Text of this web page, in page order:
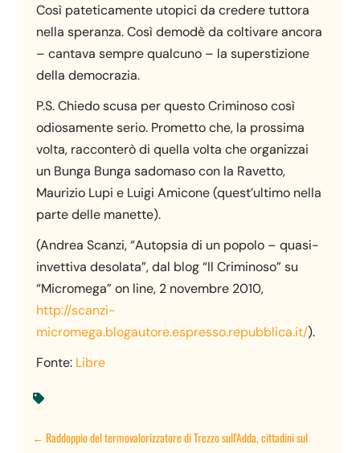
Così pateticamente utopici da credere tuttora
nella speranza. Così demodè da coltivare ancora
– cantava sempre qualcuno – la superstizione
della democrazia.
P.S. Chiedo scusa per questo Criminoso così
odiosamente serio. Prometto che, la prossima
volta, racconterò di quella volta che organizzai
un Bunga Bunga sadomaso con la Ravetto,
Maurizio Lupi e Luigi Amicone (quest’ultimo nella
parte delle manette).
(Andrea Scanzi, “Autopsia di un popolo – quasi-
invettiva desolata”, dal blog “Il Criminoso” su
“Micromega” on line, 2 novembre 2010,
http://scanzi-
micromega.blogautore.espresso.repubblica.it/).
Fonte: Libre

←Raddoppio del termovalorizzatore di Trezzo sull'Adda, cittadini sul